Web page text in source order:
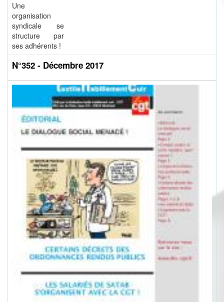
Une
organisation
syndicale se
structure par
ses adhérents !
N°352 - Décembre 2017